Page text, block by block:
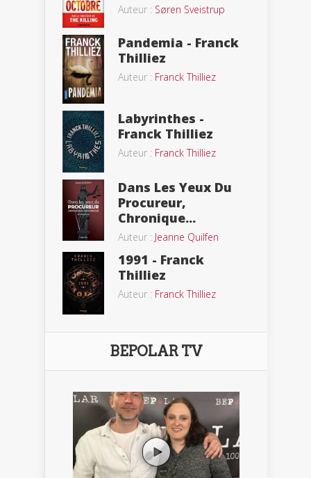
Auteur : Søren Sveistrup
Pandemia - Franck
Thilliez
Auteur : Franck Thilliez
Labyrinthes -
Franck Thilliez
Auteur : Franck Thilliez
Dans Les Yeux Du
Procureur,
Chronique...
Auteur : Jeanne Quilfen
1991 - Franck
Thilliez
Auteur : Franck Thilliez
BEPOLAR TV